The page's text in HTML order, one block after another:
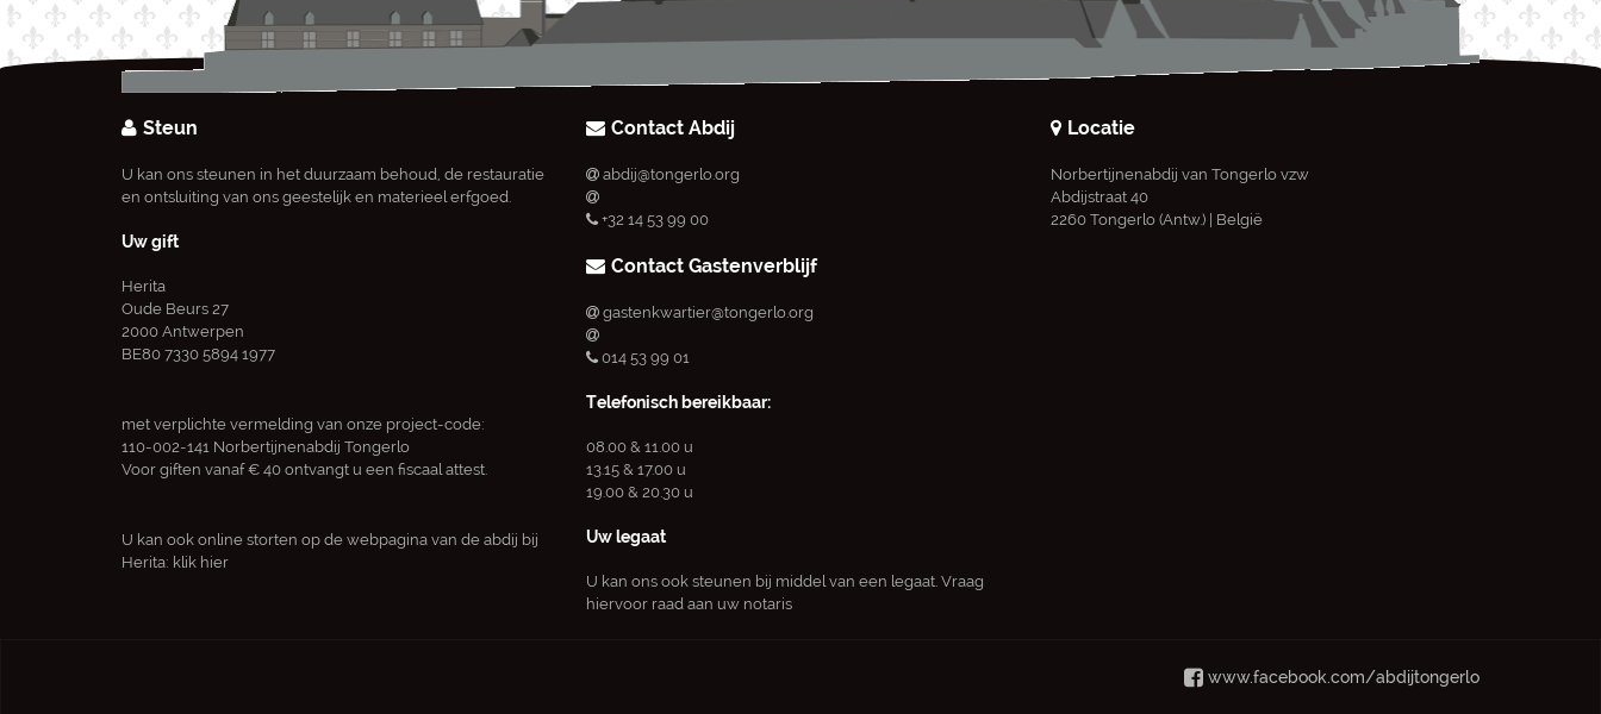
Steun
U kan ons steunen in het duurzaam behoud, de restauratie
en ontsluiting van ons geestelijk en materieel erfgoed.
Uw gift
Herita
Oude Beurs 27
2000 Antwerpen
BE80 7330 5894 1977
met verplichte vermelding van onze project-code:
110-002-141 Norbertijnenabdij Tongerlo
Voor giften vanaf € 40 ontvangt u een fiscaal attest.
U kan ook online storten op de webpagina van de abdij bij
Herita: klik hier
Contact Abdij
abdij@tongerlo.org
+32 14 53 99 00
Contact Gastenverblijf
gastenkwartier@tongerlo.org
014 53 99 01
Telefonisch bereikbaar:
08.00 & 11.00 u
13.15 & 17.00 u
19.00 & 20.30 u
Uw legaat
U kan ons ook steunen bij middel van een legaat. Vraag
hiervoor raad aan uw notaris
Locatie
Norbertijnenabdij van Tongerlo vzw
Abdijstraat 40
2260 Tongerlo (Antw.) | België
www.facebook.com/abdijtongerlo